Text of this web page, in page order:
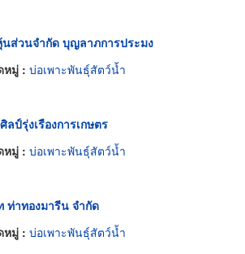
นส่วนจำกัด บุญลาภการประมง
หมู่ : บ่อเพาะพันธุ์สัตว์น้ำ
ลป์รุ่งเรืองการเกษตร
หมู่ : บ่อเพาะพันธุ์สัตว์น้ำ
ท่าทองมารีน จำกัด
หมู่ : บ่อเพาะพันธุ์สัตว์น้ำ